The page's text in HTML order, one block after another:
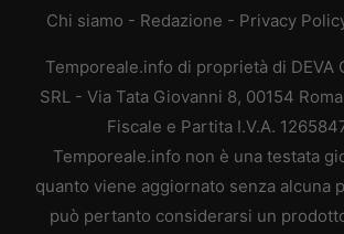
Chi siamo - Redazione - Privacy
Temporeale.info di proprietà di DEVA
SRL - Via Tata Giovanni 8, 00154
Fiscale e Partita I.V.A.
Temporeale.info non è una testata
quanto viene aggiornato senza alcuna
può pertanto considerarsi un